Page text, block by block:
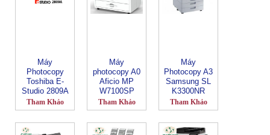
Máy
Photocopy
Toshiba E-
Studio 2809A
Tham Khảo
Máy
photocopy A0
Aficio MP
W7100SP
Tham Khảo
Máy
Photocopy A3
Samsung SL
K3300NR
Tham Khảo